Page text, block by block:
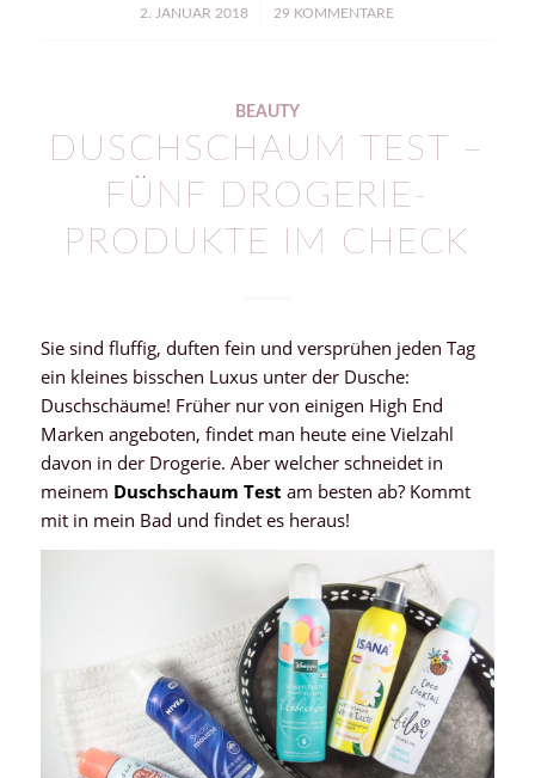
2. JANUAR 2018
/ 29 KOMMENTARE
BEAUTY
DUSCHSCHAUM TEST –
FÜNF DROGERIE-
PRODUKTE IM CHECK
Sie sind fluffig, duften fein und versprühen jeden Tag
ein kleines bisschen Luxus unter der Dusche:
Duschschäume! Früher nur von einigen High End
Marken angeboten, findet man heute eine Vielzahl
davon in der Drogerie. Aber welcher schneidet in
meinem Duschschaum Test am besten ab? Kommt
mit in mein Bad und findet es heraus!